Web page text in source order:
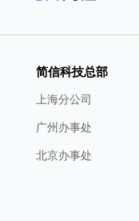
简信科技总部
上海分公司
广州办事处
北京办事处